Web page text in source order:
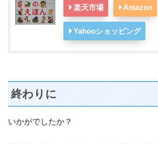
楽天市場 Amazon
Yahooショッピング
終わりに
いかがでしたか？